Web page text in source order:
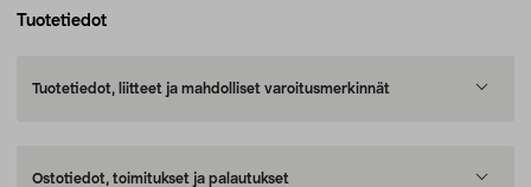
Tuotetiedot
Tuotetiedot, liitteet ja mahdolliset varoitusmerkinnät
Ostotiedot, toimitukset ja palautukset